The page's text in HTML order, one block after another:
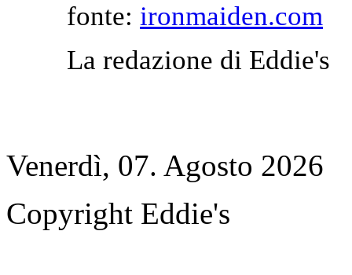
fonte: ironmaiden.com
La redazione di Eddie's
Venerdì, 07. Agosto 2026
Copyright Eddie's